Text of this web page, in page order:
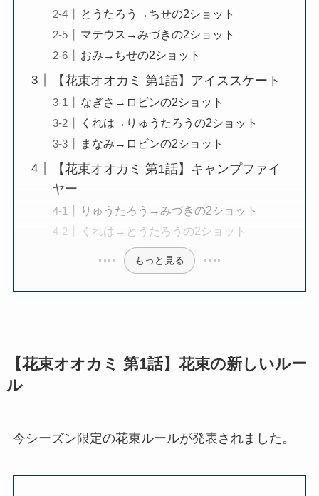
とうたろう→ちせの2ショット
マテウス→みづきの2ショット
おみ→ちせの2ショット
【花束オオカミ 第1話】アイススケート
なぎさ→ロビンの2ショット
くれは→りゅうたろうの2ショット
まなみ→ロビンの2ショット
【花束オオカミ 第1話】キャンプファイ
ヤー
りゅうたろう→みづきの2ショット
くれは→とうたろうの2ショット
もっと見る
【花束オオカミ 第1話】花束の新しいルー
ル
今シーズン限定の花束ルールが発表されました。